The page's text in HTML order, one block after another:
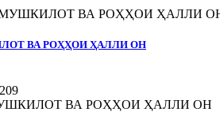
ВА РОҲҲОИ ҲАЛЛИ ОН
ВА РОҲҲОИ ҲАЛЛИ ОН